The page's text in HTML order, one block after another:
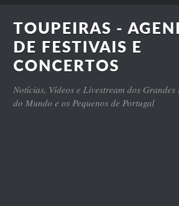
TOUPEIRAS -
DE FESTIVAIS E
CONCERTOS
Notícias, Vídeos e Livestream dos Grandes
do Mundo e os Pequenos de Portugal